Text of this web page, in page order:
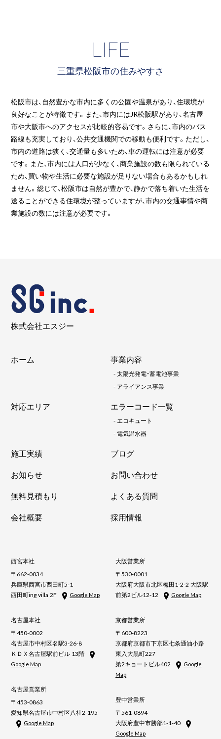
LIFE
三重県松阪市の住みやすさ
松阪市は、自然豊かな市内に多くの公園や温泉があり、住環境が
良好なことが特徴です。また、市内にはJR松阪駅があり、名古屋
市や大阪市へのアクセスが比較的容易です。さらに、市内のバス
路線も充実しており、公共交通機関での移動も便利です。ただし、
市内の道路は狭く、交通量も多いため、車の運転には注意が必要
です。また、市内には人口が少なく、商業施設の数も限られている
ため、買い物や生活に必要な施設が足りない場合もあるかもしれ
ません。総じて、松阪市は自然が豊かで、静かで落ち着いた生活を
送ることができる住環境が整っていますが、市内の交通事情や商
業施設の数には注意が必要です。
株式会社エスジー
ホーム 事業内容
-太陽光発電・蓄電池事業
- アライアンス事業
対応エリア エラーコード一覧
-エコキュート
- 電気温水器
施工実績
ブログ
お知らせ
お問い合わせ
無料見積もり
よくある質問
会社概要
採用情報
西宮本社
〒662-0034
兵庫県西宮市西田町5-1
西田町ing villa 2F
Google Map
名古屋本社
〒450-0002
名古屋市中村区名駅3-26-8
ＫＤＸ名古屋駅前ビル 13階
Google Map
名古屋営業所
〒453-0863
愛知県名古屋市中村区八社2-195
Google Map
大阪営業所
〒530-0001
大阪府大阪市北区梅田1-2-2 大阪駅
前第2ビル12-12
Google Map
京都営業所
〒600-8223
京都府京都市下京区七条通油小路
東入大黒町227
第2キョートビル402
Google
Map
豊中営業所
〒561-0894
大阪府豊中市勝部1-1-40
Google Map